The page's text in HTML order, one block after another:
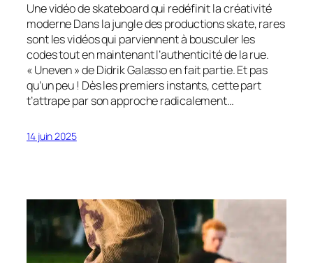
Une vidéo de skateboard qui redéfinit la créativité
moderne Dans la jungle des productions skate, rares
sont les vidéos qui parviennent à bousculer les
codes tout en maintenant l’authenticité de la rue.
« Uneven » de Didrik Galasso en fait partie. Et pas
qu’un peu ! Dès les premiers instants, cette part
t’attrape par son approche radicalement…
14 juin 2025